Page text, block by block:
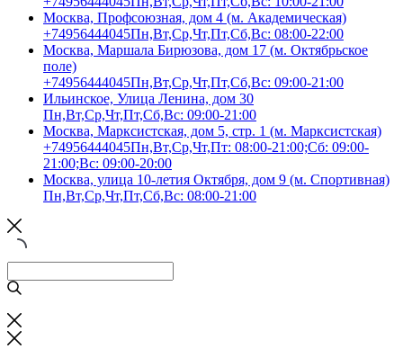
Москва, Профсоюзная, дом 4 (м. Академическая)
+74956444045Пн,Вт,Ср,Чт,Пт,Сб,Вс: 08:00-22:00
Москва, Маршала Бирюзова, дом 17 (м. Октябрьское
поле)
+74956444045Пн,Вт,Ср,Чт,Пт,Сб,Вс: 09:00-21:00
Ильинское, Улица Ленина, дом 30
Пн,Вт,Ср,Чт,Пт,Сб,Вс: 09:00-21:00
Москва, Марксистская, дом 5, стр. 1 (м. Марксистская)
+74956444045Пн,Вт,Ср,Чт,Пт: 08:00-21:00;Сб: 09:00-
21:00;Вс: 09:00-20:00
Москва, улица 10-летия Октября, дом 9 (м. Спортивная)
Пн,Вт,Ср,Чт,Пт,Сб,Вс: 08:00-21:00